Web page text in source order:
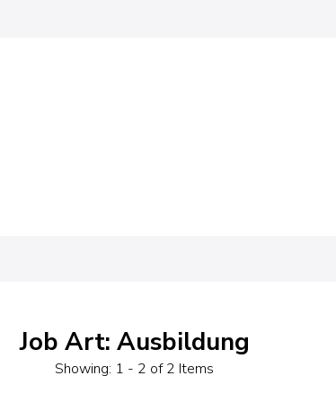
Job Art: Ausbildung
Showing: 1 - 2 of 2 Items